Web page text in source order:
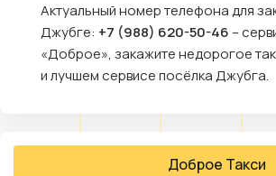
Актуальный номер телефона для
Джубге: +7 (988) 620-50-46 –
«Доброе», закажите недорогое
и лучшем сервисе посёлка Джубга.
Доброе Такси